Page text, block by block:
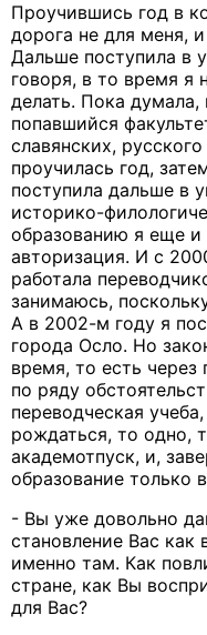
Проучившись год в
дорога не для меня,
Дальше поступила в
говоря, в то время я
делать. Пока
попавшийся
славянских,
проучилась год,
поступила дальше в
историко-
образованию я еще и
авторизация. И с
работала
занимаюсь,
А в 2002-м году я
города Осло. Но
время, то есть через
по ряду
переводческая
рождаться, то одно,
академотпуск, и,
образование только
- Вы уже довольно
становление Вас как
именно там. Как
стране, как Вы
для Вас?